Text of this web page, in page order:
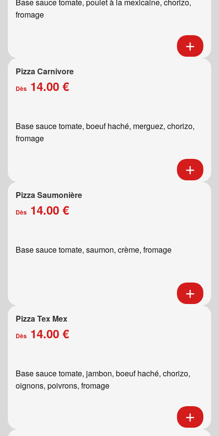
Base sauce tomate, poulet à la mexicaine, chorizo,
fromage
Pizza Carnivore
Dès 14.00 €
Base sauce tomate, boeuf haché, merguez, chorizo,
fromage
Pizza Saumonière
Dès 14.00 €
Base sauce tomate, saumon, crème, fromage
Pizza Tex Mex
Dès 14.00 €
Base sauce tomate, jambon, boeuf haché, chorizo,
oignons, poivrons, fromage